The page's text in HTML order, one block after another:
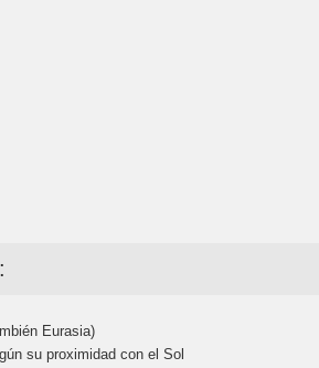
Eurasia)
su proximidad con el Sol